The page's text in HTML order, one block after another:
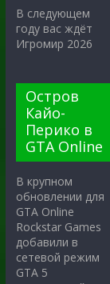
В следующем
году вас ждёт
Игромир 2026
Остров
Кайо-
Перико в
GTA Online
В крупном
обновлении для
GTA Online
Rockstar Games
добавили в
сетевой режим
GTA 5